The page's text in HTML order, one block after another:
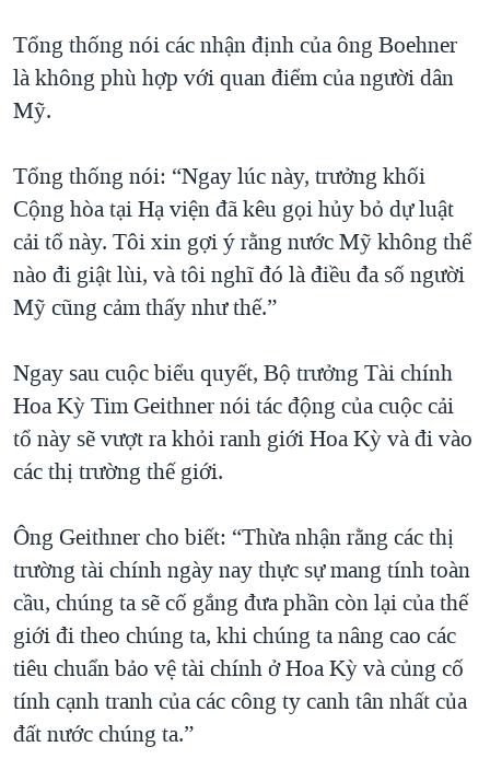
Tổng thống nói các nhận định của ông Boehner
là không phù hợp với quan điểm của người dân
Mỹ.
Tổng thống nói: “Ngay lúc này, trưởng khối
Cộng hòa tại Hạ viện đã kêu gọi hủy bỏ dự luật
cải tổ này. Tôi xin gợi ý rằng nước Mỹ không thể
nào đi giật lùi, và tôi nghĩ đó là điều đa số người
Mỹ cũng cảm thấy như thế.”
Ngay sau cuộc biểu quyết, Bộ trưởng Tài chính
Hoa Kỳ Tim Geithner nói tác động của cuộc cải
tổ này sẽ vượt ra khỏi ranh giới Hoa Kỳ và đi vào
các thị trường thế giới.
Ông Geithner cho biết: “Thừa nhận rằng các thị
trường tài chính ngày nay thực sự mang tính toàn
cầu, chúng ta sẽ cố gắng đưa phần còn lại của thế
giới đi theo chúng ta, khi chúng ta nâng cao các
tiêu chuẩn bảo vệ tài chính ở Hoa Kỳ và củng cố
tính cạnh tranh của các công ty canh tân nhất của
đất nước chúng ta.”